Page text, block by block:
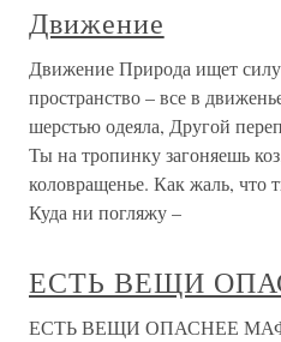
Движение
Движение Природа ищет
пространство – все в
шерстью одеяла, Другой
Ты на тропинку загоняешь
коловращенье. Как жаль, что
Куда ни погляжу –
ЕСТЬ ВЕЩИ
ЕСТЬ ВЕЩИ ОПАСНЕЕ